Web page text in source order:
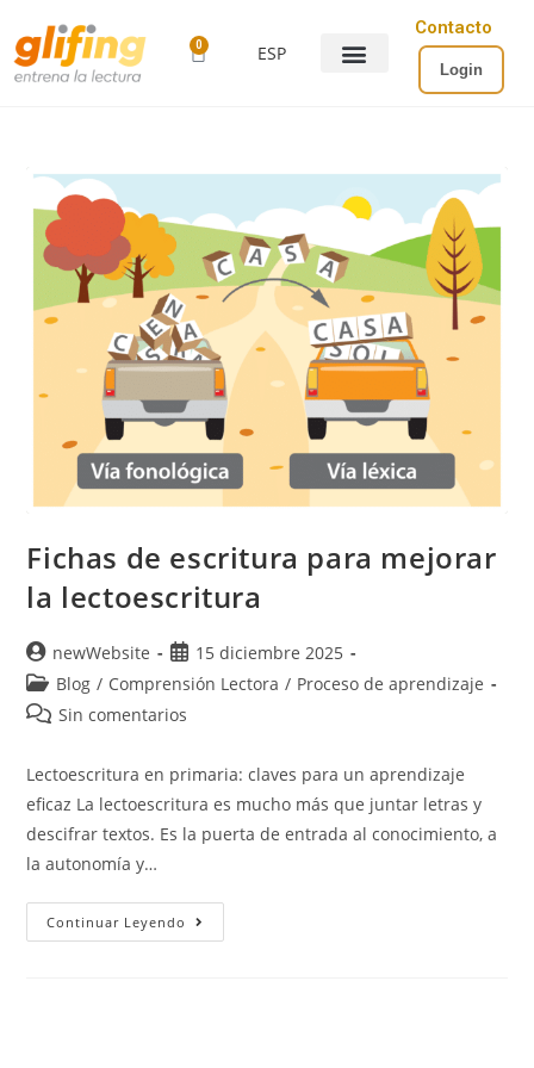
0 ESP
Contacto
Login
Fichas de escritura para mejorar
la lectoescritura
newWebsite
15 diciembre 2025
Blog / Comprensión Lectora / Proceso de aprendizaje
Sin comentarios
Lectoescritura en primaria: claves para un aprendizaje
eficaz La lectoescritura es mucho más que juntar letras y
descifrar textos. Es la puerta de entrada al conocimiento, a
la autonomía y…
Continuar Leyendo